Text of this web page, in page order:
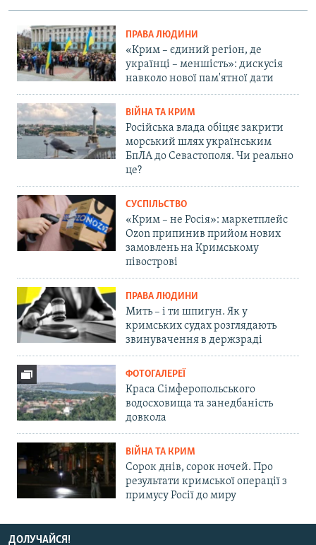
ПРАВА ЛЮДИНИ
«Крим – єдиний регіон, де
українці – меншість»: дискусія
навколо нової пам'ятної дати
ВІЙНА ТА КРИМ
Російська влада обіцяє закрити
морський шлях українським
БпЛА до Севастополя. Чи реально
це?
СУСПІЛЬСТВО
«Крим – не Росія»: маркетплейс
Ozon припинив прийом нових
замовлень на Кримському
півострові
ПРАВА ЛЮДИНИ
Мить – і ти шпигун. Як у
кримських судах розглядають
звинувачення в держзраді
ФОТОГАЛЕРЕЇ
Краса Сімферопольського
водосховища та занедбаність
довкола
ВІЙНА ТА КРИМ
Сорок днів, сорок ночей. Про
результати кримської операції з
примусу Росії до миру
ДОЛУЧАЙСЯ!